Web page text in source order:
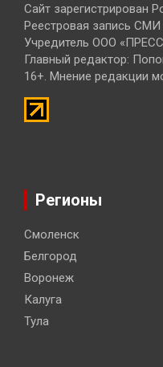
Сайт зарегистрирован
Реестровая запись
Учредитель ООО
Главный редактор:
16+. Мнение редакции
Регионы
Смоленск
Белгород
Воронеж
Калуга
Тула